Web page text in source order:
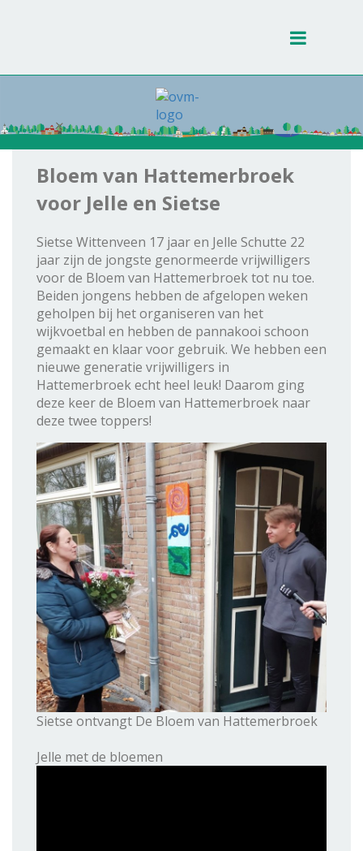
Toggle
Bloem van Hattemerbroek
voor Jelle en Sietse
Sietse Wittenveen 17 jaar en Jelle Schutte 22
jaar zijn de jongste genormeerde vrijwilligers
voor de Bloem van Hattemerbroek tot nu toe.
Beiden jongens hebben de afgelopen weken
geholpen bij het organiseren van het
wijkvoetbal en hebben de pannakooi schoon
gemaakt en klaar voor gebruik. We hebben een
nieuwe generatie vrijwilligers in
Hattemerbroek echt heel leuk! Daarom ging
deze keer de Bloem van Hattemerbroek naar
deze twee toppers!
Sietse ontvangt De Bloem van Hattemerbroek
Jelle met de bloemen